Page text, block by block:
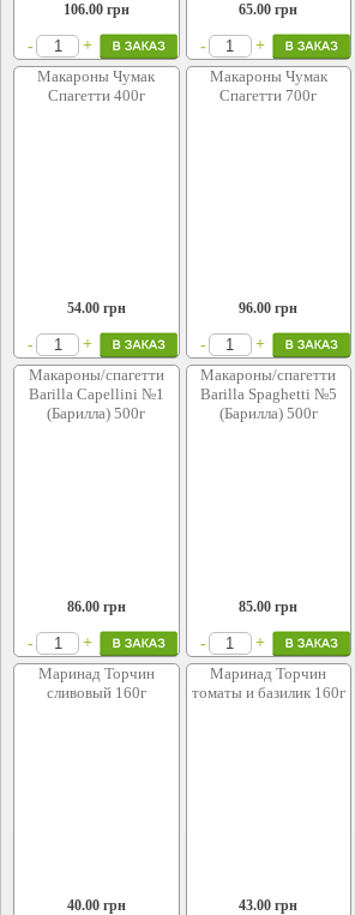
106.00грн
- +
65.00 грн
- +
Макароны Чумак
Спагетти 400г
54.00грн
- +
Макароны Чумак
Спагетти 700г
96.00 грн
- +
Макароны/спагетти
Barilla Capellini №1
(Барилла) 500г
86.00грн
- +
Макароны/спагетти
Barilla Spaghetti №5
(Барилла) 500г
85.00 грн
- +
Маринад Торчин
сливовый 160г
40.00грн
Маринад Торчин
томаты и базилик 160г
43.00 грн